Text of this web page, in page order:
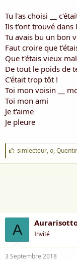
Tu l'as choisi __
Ils t'ont trouvé dans
Tu avais bu un bon
Faut croire que
Que t'étais vieux
De tout le poids de
C'était trop tôt !
Toi mon voisin __
Toi mon ami
Je t'aime
Je pleure
J
'
a
simlecteur,o,
A Invité
3 Septembre 2018